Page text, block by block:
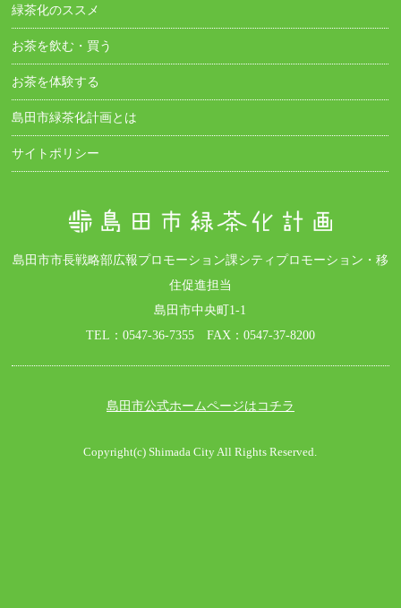
緑茶化のススメ
お茶を飲む・買う
お茶を体験する
島田市緑茶化計画とは
サイトポリシー
島田市市長戦略部広報プロモーション課シティプロモーション・移
住促進担当
島田市中央町1-1
TEL：0547-36-7355 FAX：0547-37-8200
島田市公式ホームページはコチラ
Copyright(c) Shimada City All Rights Reserved.